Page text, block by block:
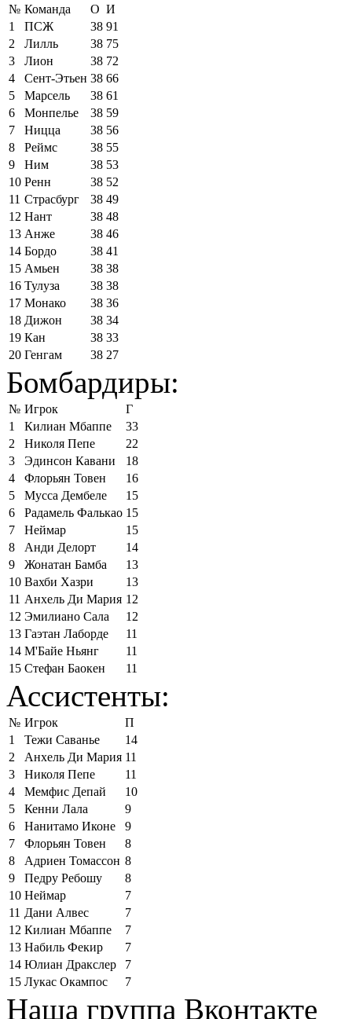
№ Команда О И
1
ПСЖ 38 91
2
Лилль 38 75
3
Лион 38 72
4
Сент-Этьен 38 66
5
Марсель 38 61
6
Монпелье 38 59
7
Ницца 38 56
8
Реймс 38 55
9
Ним 38 53
10 Ренн 38 52
11 Страсбург 38 49
12 Нант 38 48
13 Анже 38 46
14 Бордо 38 41
15 Амьен 38 38
16 Тулуза 38 38
17 Монако 38 36
18 Дижон 38 34
19 Кан 38 33
20 Генгам 38 27
Бомбардиры:
№ Игрок
Г
1
Килиан Мбаппе
33
2
Николя Пепе
22
3
Эдинсон Кавани
18
4
Флорьян Товен
16
5
Мусса Дембеле
15
6
Радамель Фалькао 15
7
Неймар
15
8
Анди Делорт
14
9
Жонатан Бамба
13
10 Вахби Хазри
13
11 Анхель Ди Мария 12
12 Эмилиано Сала
12
13 Гаэтан Лаборде
11
14 М'Байе Ньянг
11
15 Стефан Баокен 11
Ассистенты:
№ Игрок
П
1
Тежи Саванье
14
2
Анхель Ди Мария 11
3
Николя Пепе
11
4
Мемфис Депай
10
5
Кенни Лала
9
6
Нанитамо Иконе
9
7
Флорьян Товен
8
8
Адриен Томассон 8
9
Педру Ребошу
8
10 Неймар
7
11 Дани Алвес
7
12 Килиан Мбаппе
7
13 Набиль Фекир
7
14 Юлиан Дракслер
7
15 Лукас Окампос 7
Наша группа Вконтакте